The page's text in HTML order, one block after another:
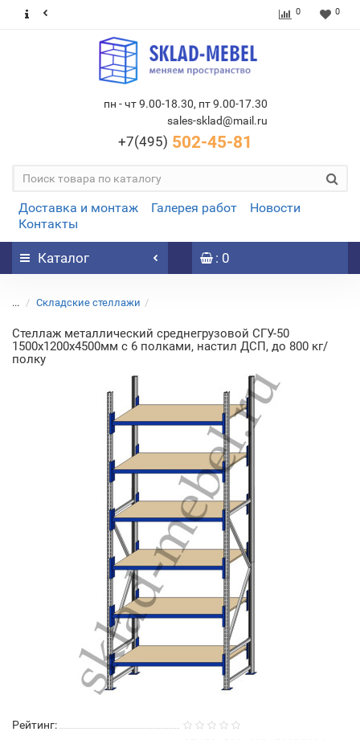
0 0
пн - чт 9.00-18.30, пт 9.00-17.30
sales-sklad@mail.ru
+7(495) 502-45-81
Доставка и монтаж Галерея работ
Новости
Контакты
Каталог : 0
... Складские стеллажи
Стеллаж металлический среднегрузовой СГУ-50
1500х1200х4500мм с 6 полками, настил ДСП, до 800 кг/
полку
Рейтинг: